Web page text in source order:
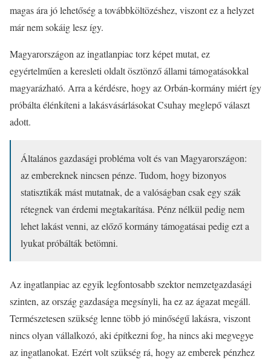
magas ára jó lehetőség a továbbköltözéshez, viszont ez a helyzet
már nem sokáig lesz így.
Magyarországon az ingatlanpiac torz képet mutat, ez
egyértelműen a keresleti oldalt ösztönző állami támogatásokkal
magyarázható. Arra a kérdésre, hogy az Orbán-kormány miért így
próbálta élénkíteni a lakásvásárlásokat Csuhay meglepő választ
adott.
Általános gazdasági probléma volt és van Magyarországon:
az embereknek nincsen pénze. Tudom, hogy bizonyos
statisztikák mást mutatnak, de a valóságban csak egy szák
rétegnek van érdemi megtakarítása. Pénz nélkül pedig nem
lehet lakást venni, az előző kormány támogatásai pedig ezt a
lyukat próbálták betömni.
Az ingatlanpiac az egyik legfontosabb szektor nemzetgazdasági
szinten, az ország gazdasága megsínyli, ha ez az ágazat megáll.
Természetesen szükség lenne több jó minőségű lakásra, viszont
nincs olyan vállalkozó, aki építkezni fog, ha nincs aki megvegye
az ingatlanokat. Ezért volt szükség rá, hogy az emberek pénzhez